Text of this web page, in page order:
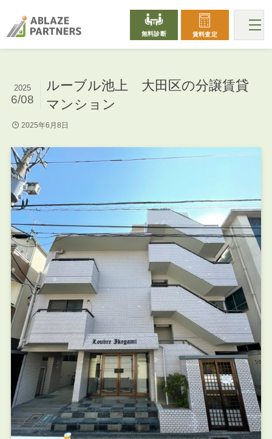
無料診断 賃料査定
ルーブル池上 大田区の分譲賃貸
マンション
2025
6/08
2025年6月8日